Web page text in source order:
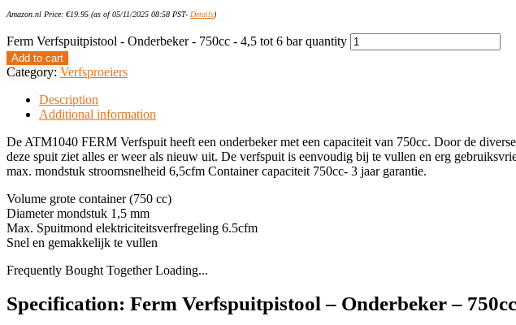
Amazon.nl Price: €19.95 (as of 05/11/2025 08:58 PST- Details)
Ferm Verfspuitpistool - Onderbeker - 750cc - 4,5 tot 6 bar quantity
Add to cart
Category: Verfsproeiers
Description
Additional information
De ATM1040 FERM Verfspuit heeft een onderbeker met een capaciteit van 750cc. Door de
deze spuit ziet alles er weer als nieuw uit. De verfspuit is eenvoudig bij te vullen en erg
max. mondstuk stroomsnelheid 6,5cfm Container capaciteit 750cc- 3 jaar garantie.
Volume grote container (750 cc)
Diameter mondstuk 1,5 mm
Max. Spuitmond elektriciteitsverfregeling 6.5cfm
Snel en gemakkelijk te vullen
Frequently Bought Together Loading...
Specification: Ferm Verfspuitpistool – Onderbeker –